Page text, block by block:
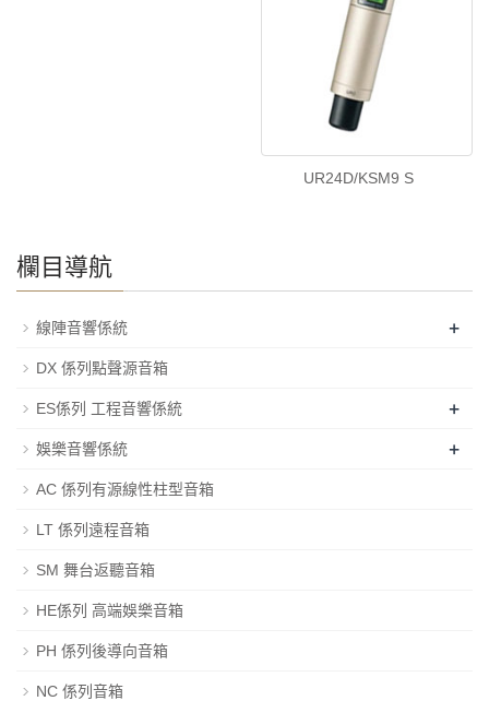
UR24D/KSM9 S
欄目導航
線陣音響係統 +
DX 係列點聲源音箱
ES係列 工程音響係統 +
娛樂音響係統 +
AC 係列有源線性柱型音箱
LT 係列遠程音箱
SM 舞台返聽音箱
HE係列 高端娛樂音箱
PH 係列後導向音箱
NC 係列音箱